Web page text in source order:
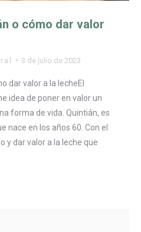
o cómo dar valor
3 de julio de 2023
dar valor a la lecheEl
idea de poner en valor un
forma de vida. Quintián, es
nace en los años 60. Con el
y dar valor a la leche que